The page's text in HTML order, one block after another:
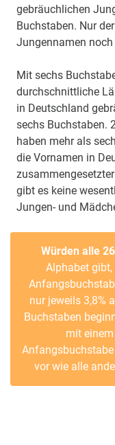
gebräuchlichen
Buchstaben. Nur
Jungennamen noch
Mit sechs
durchschnittliche
in Deutschland
sechs Buchstaben.
haben mehr als
die Vornamen in
gibt es keine
Jungen- und
Würden alle
Alphabet
nur jeweils 3,8%
Buchstaben
mit
vor wie alle